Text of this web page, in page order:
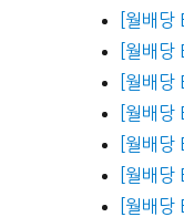
[월배당
[월배
[월배
[월배
[월배당
[월배
[월배